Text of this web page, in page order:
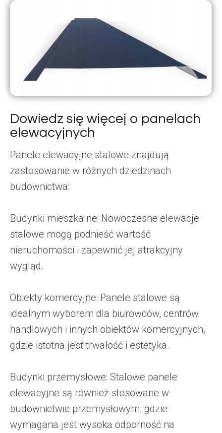
Dowiedz się więcej o panelach
elewacyjnych
Panele elewacyjne stalowe znajdują
zastosowanie w różnych dziedzinach
budownictwa:
Budynki mieszkalne: Nowoczesne elewacje
stalowe mogą podnieść wartość
nieruchomości i zapewnić jej atrakcyjny
wygląd.
Obiekty komercyjne: Panele stalowe są
idealnym wyborem dla biurowców, centrów
handlowych i innych obiektów komercyjnych,
gdzie istotna jest trwałość i estetyka.
Budynki przemysłowe: Stalowe panele
elewacyjne są również stosowane w
budownictwie przemysłowym, gdzie
wymagana jest wysoka odporność na